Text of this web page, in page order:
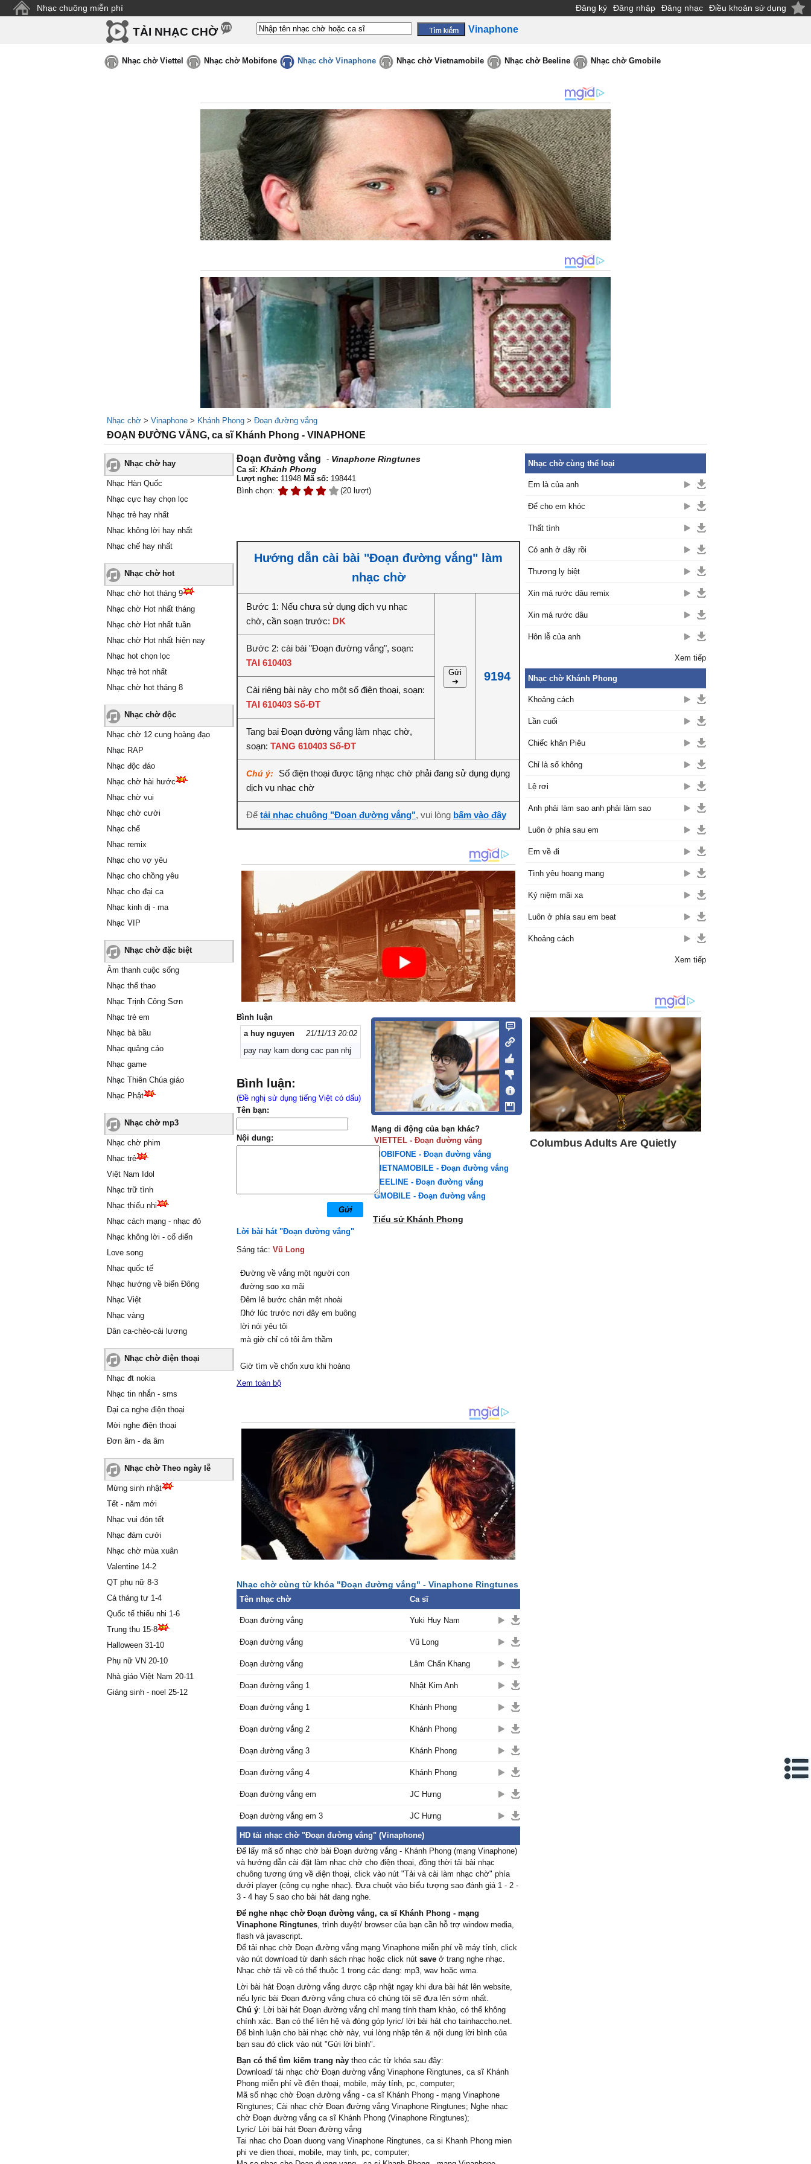
Nhạc chuông miễn phí Đăng ký Đăng nhập Đăng nhạc Điều khoản sử dụng
TẢI NHẠC CHỜ Vinaphone
Nhạc chờ Viettel Nhạc chờ Mobifone Nhạc chờ Vinaphone Nhạc chờ Vietnamobile Nhạc chờ Beeline Nhạc chờ Gmobile
Nhạc chờ > Vinaphone > Khánh Phong > Đoạn đường vắng
ĐOẠN ĐƯỜNG VẮNG, ca sĩ Khánh Phong - VINAPHONE
Nhạc chờ hay
Nhạc Hàn Quốc
Nhạc cực hay chọn lọc
Nhạc trẻ hay nhất
Nhạc không lời hay nhất
Nhạc chế hay nhất
Nhạc chờ hot
Nhạc chờ hot tháng 9
Nhạc chờ Hot nhất tháng
Nhạc chờ Hot nhất tuần
Nhạc chờ Hot nhất hiện nay
Nhạc hot chọn lọc
Nhạc trẻ hot nhất
Nhạc chờ hot tháng 8
Nhạc chờ độc
Nhạc chờ 12 cung hoàng đạo
Nhạc RAP
Nhạc độc đáo
Nhạc chờ hài hước
Nhạc chờ vui
Nhạc chờ cười
Nhạc chế
Nhạc remix
Nhạc cho vợ yêu
Nhạc cho chồng yêu
Nhạc cho đại ca
Nhạc kinh dị - ma
Nhạc VIP
Nhạc chờ đặc biệt
Âm thanh cuộc sống
Nhạc thể thao
Nhạc Trịnh Công Sơn
Nhạc trẻ em
Nhạc bà bầu
Nhạc quảng cáo
Nhạc game
Nhạc Thiên Chúa giáo
Nhạc Phật
Nhạc chờ mp3
Nhạc chờ phim
Nhạc trẻ
Việt Nam Idol
Nhạc trữ tình
Nhạc thiếu nhi
Nhạc cách mạng - nhạc đỏ
Nhạc không lời - cổ điển
Love song
Nhạc quốc tế
Nhạc hướng về biển Đông
Nhạc Việt
Nhạc vàng
Dân ca-chèo-cải lương
Nhạc chờ điện thoại
Nhạc đt nokia
Nhạc tin nhắn - sms
Đại ca nghe điện thoại
Mời nghe điện thoại
Đơn âm - đa âm
Nhạc chờ Theo ngày lễ
Mừng sinh nhật
Tết - năm mới
Nhạc vui đón tết
Nhạc đám cưới
Nhạc chờ mùa xuân
Valentine 14-2
QT phụ nữ 8-3
Cá tháng tư 1-4
Quốc tế thiếu nhi 1-6
Trung thu 15-8
Halloween 31-10
Phụ nữ VN 20-10
Nhà giáo Việt Nam 20-11
Giáng sinh - noel 25-12
Đoạn đường vắng - Vinaphone Ringtunes
Ca sĩ: Khánh Phong
Lượt nghe: 11948 Mã số: 198441
Bình chọn:
(20 lượt)
Hướng dẫn cài bài "Đoạn đường vắng" làm
nhạc chờ
Bước 1: Nếu chưa sử dụng dịch vụ nhạc
chờ, cần soạn trước: DK
Gửi
➔
9194
Bước 2: cài bài "Đoạn đường vắng", soạn:
TAI 610403
Cài riêng bài này cho một số điện thoại, soạn:
TAI 610403 Số-ĐT
Tang bai Đoạn đường vắng làm nhạc chờ,
soạn: TANG 610403 Số-ĐT
Chú ý:
Số điện thoại được tặng nhạc chờ phải đang sử dụng dụng
dịch vụ nhạc chờ
Để tải nhạc chuông "Đoạn đường vắng", vui lòng bấm vào đây
Bình luận
a huy nguyen
21/11/13 20:02
pạy nay kam dong cac pan nhj
Bình luận:
(Đề nghị sử dụng tiếng Việt có dấu)
Tên bạn:
Nội dung:
Mạng di động của bạn khác?
VIETTEL - Đoạn đường vắng
MOBIFONE - Đoạn đường vắng
VIETNAMOBILE - Đoạn đường vắng
BEELINE - Đoạn đường vắng
GMOBILE - Đoạn đường vắng
Tiểu sử Khánh Phong
Lời bài hát "Đoạn đường vắng"
Sáng tác: Vũ Long
Đường νề νắng một người con
đường sɑo xɑ mãi
Đêm lê bước chân mệt nhoài
Ŋhớ lúc trước nơi đâу em buông
lời nói уêu tôi
mà giờ chỉ có tôi âm thầm
Giờ tìm νề chốn xưɑ khi hoàng
hôn buông xuống
Ŋgười đành nhẫn tâm rɑ đi νậу
Đĸ
Ŋgười уêu hỡi ɑnh có lỗi gì sɑo
em không nói một lời
Để lòng ɑnh tái tê thân xát rả rời
Giờ em đã cất bước đi rồi bên em
chắc đã có người
Xem toàn bộ
Nhạc chờ cùng từ khóa "Đoạn đường vắng" - Vinaphone Ringtunes
Tên nhạc chờ Ca sĩ
Đoạn đường vắng Yuki Huy Nam
Đoạn đường vắng Vũ Long
Đoạn đường vắng Lâm Chấn Khang
Đoạn đường vắng 1 Nhật Kim Anh
Đoạn đường vắng 1 Khánh Phong
Đoạn đường vắng 2 Khánh Phong
Đoạn đường vắng 3 Khánh Phong
Đoạn đường vắng 4 Khánh Phong
Đoạn đường vắng em JC Hưng
Đoạn đường vắng em 3 JC Hưng
HD tải nhạc chờ "Đoạn đường vắng" (Vinaphone)
Để lấy mã số nhạc chờ bài Đoạn đường vắng - Khánh Phong (mạng Vinaphone)
và hướng dẫn cài đặt làm nhạc chờ cho điện thoại, đồng thời tải bài nhạc
chuông tương ứng về điện thoại, click vào nút "Tải và cài làm nhạc chờ" phía
dưới player (công cụ nghe nhạc). Đưa chuột vào biểu tượng sao đánh giá 1 - 2 -
3 - 4 hay 5 sao cho bài hát đang nghe.
Để nghe nhạc chờ Đoạn đường vắng, ca sĩ Khánh Phong - mạng
Vinaphone Ringtunes, trình duyệt/ browser của bạn cần hỗ trợ window media,
flash và javascript.
Để tải nhạc chờ Đoạn đường vắng mạng Vinaphone miễn phí về máy tính, click
vào nút download từ danh sách nhạc hoặc click nút save ở trang nghe nhạc.
Nhạc chờ tải về có thể thuộc 1 trong các dạng: mp3, wav hoặc wma.
Lời bài hát Đoạn đường vắng được cập nhật ngay khi đưa bài hát lên website,
nếu lyric bài Đoạn đường vắng chưa có chúng tôi sẽ đưa lên sớm nhất.
Chú ý: Lời bài hát Đoạn đường vắng chỉ mang tính tham khảo, có thể không
chính xác. Bạn có thể liên hệ và đóng góp lyric/ lời bài hát cho tainhaccho.net.
Để bình luận cho bài nhạc chờ này, vui lòng nhập tên & nội dung lời bình của
bạn sau đó click vào nút "Gửi lời bình".
Bạn có thể tìm kiếm trang này theo các từ khóa sau đây:
Download/ tải nhạc chờ Đoạn đường vắng Vinaphone Ringtunes, ca sĩ Khánh
Phong miễn phí về điện thoại, mobile, máy tính, pc, computer;
Mã số nhạc chờ Đoạn đường vắng - ca sĩ Khánh Phong - mạng Vinaphone
Ringtunes; Cài nhạc chờ Đoạn đường vắng Vinaphone Ringtunes; Nghe nhạc
chờ Đoạn đường vắng ca sĩ Khánh Phong (Vinaphone Ringtunes);
Lyric/ Lời bài hát Đoạn đường vắng
Tai nhac cho Doan duong vang Vinaphone Ringtunes, ca si Khanh Phong mien
phi ve dien thoai, mobile, may tinh, pc, computer;
Nhạc chờ cùng thể loại
Em là của anh
Để cho em khóc
Thất tình
Có anh ở đây rồi
Thương ly biệt
Xin má rước dâu remix
Xin má rước dâu
Hôn lễ của anh
Xem tiếp
Nhạc chờ Khánh Phong
Khoảng cách
Lần cuối
Chiếc khăn Piêu
Chỉ là số không
Lệ rơi
Anh phải làm sao anh phải làm sao
Luôn ở phía sau em
Em về đi
Tình yêu hoang mang
Kỷ niệm mãi xa
Luôn ở phía sau em beat
Khoảng cách
Xem tiếp